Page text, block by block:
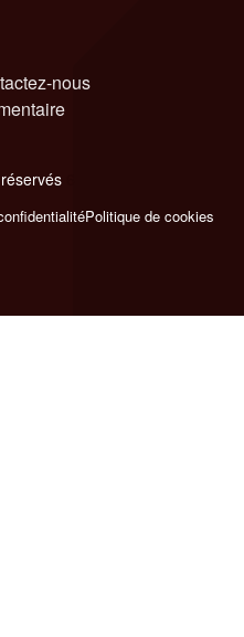
nous
Politique de cookies